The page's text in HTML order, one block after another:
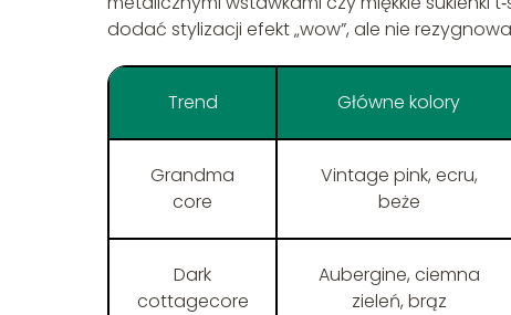
dodać stylizacji efekt „wow”, ale nie
Trend Główne kolory
Grandma
core
Vintage pink, ecru,
beże
Dark
cottagecore
Aubergine, ciemna
zieleń, brąz